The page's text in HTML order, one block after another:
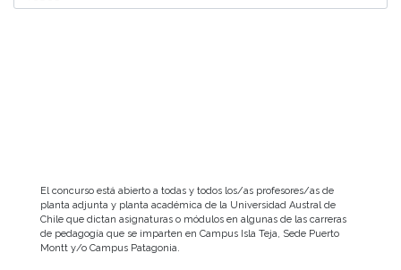
El concurso está abierto a todas y todos los/as profesores/as de
planta adjunta y planta académica de la Universidad Austral de
Chile que dictan asignaturas o módulos en algunas de las carreras
de pedagogía que se imparten en Campus Isla Teja, Sede Puerto
Montt y/o Campus Patagonia.